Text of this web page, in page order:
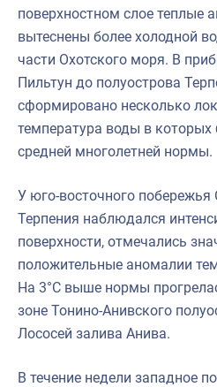
поверхностном слое теплые
вытеснены более холодной
части Охотского моря. В
Пильтун до полуострова
сформировано несколько
температура воды в
средней многолетней нормы.
У юго-восточного побережья
Терпения наблюдался
поверхности, отмечались
положительные аномалии
На 3°C выше нормы
зоне Тонино-Анивского
Лососей залива Анива.
В течение недели западное